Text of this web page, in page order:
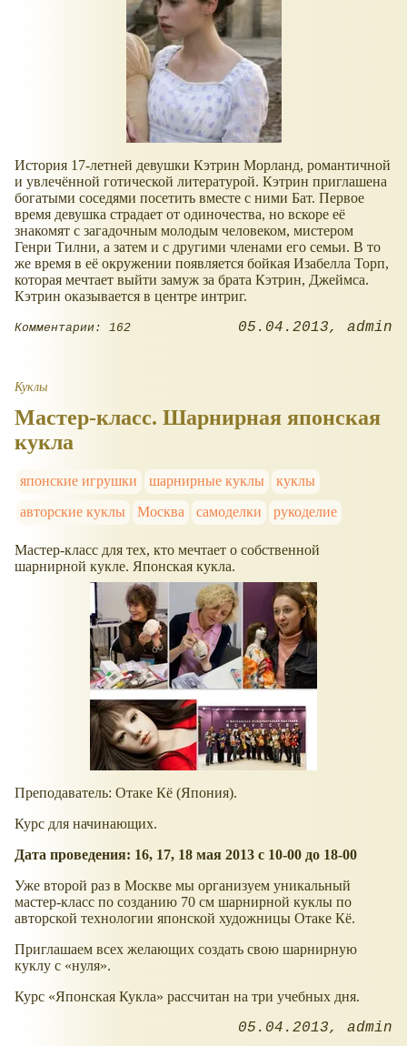
История 17-летней девушки Кэтрин Морланд, романтичной
и увлечённой готической литературой. Кэтрин приглашена
богатыми соседями посетить вместе с ними Бат. Первое
время девушка страдает от одиночества, но вскоре её
знакомят с загадочным молодым человеком, мистером
Генри Тилни, а затем и с другими членами его семьи. В то
же время в её окружении появляется бойкая Изабелла Торп,
которая мечтает выйти замуж за брата Кэтрин, Джеймса.
Кэтрин оказывается в центре интриг.
Комментарии: 162 05.04.2013 admin
Куклы
Мастер-класс. Шарнирная японская
кукла
японские игрушки шарнирные куклы
куклы
авторские куклы
Москва самоделки рукоделие
Мастер-класс для тех, кто мечтает о собственной
шарнирной кукле. Японская кукла.
Преподаватель: Отаке Кё (Япония).
Курс для начинающих.
Дата проведения: 16, 17, 18 мая 2013 с 10-00 до 18-00
Уже второй раз в Москве мы организуем уникальный
мастер-класс по созданию 70 см шарнирной куклы по
авторской технологии японской художницы Отаке Кё.
Приглашаем всех желающих создать свою шарнирную
куклу с
нуля .
Курс
Японская Кукла рассчитан на три учебных дня.
05.04.2013 admin